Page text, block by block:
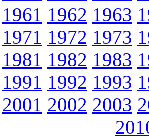
1961 1962 1963
1971 1972 1973
1981 1982 1983
1991 1992 1993
2001 2002 2003